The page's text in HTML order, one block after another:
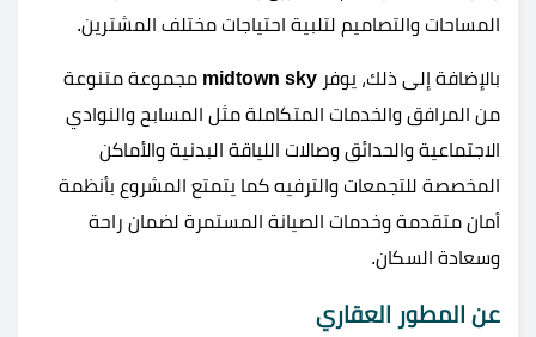
المساحات والتصاميم لتلبية احتياجات مختلف المشترين.
بالإضافة إلى ذلك، يوفر midtown sky مجموعة متنوعة
من المرافق والخدمات المتكاملة مثل المسابح والنوادي
الاجتماعية والحدائق وصالات اللياقة البدنية والأماكن
المخصصة للتجمعات والترفيه كما يتمتع المشروع بأنظمة
أمان متقدمة وخدمات الصيانة المستمرة لضمان راحة
وسعادة السكان.
عن المطور العقاري